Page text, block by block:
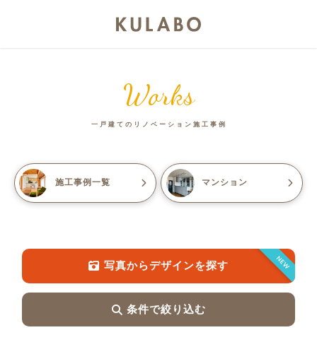
Works
一戸建てのリノベーション施工事例
施工事例一覧 マンション
NEW
写真からデザインを探す
条件で絞り込む